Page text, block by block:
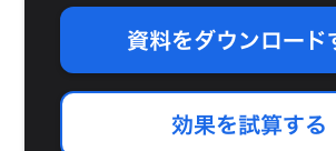
資料をダウンロード
効果を試算する